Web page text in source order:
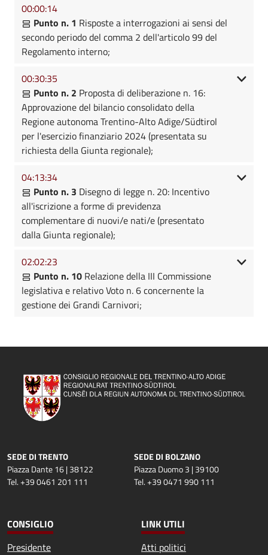
00:00:14
Punto n. 1 Risposte a interrogazioni ai sensi del
secondo periodo del comma 2 dell'articolo 99 del
Regolamento interno;
00:30:35
Punto n. 2 Proposta di deliberazione n. 16:
Approvazione del bilancio consolidato della
Regione autonoma Trentino-Alto Adige/Südtirol
per l'esercizio finanziario 2024 (presentata su
richiesta della Giunta regionale);
04:13:34
Punto n. 3 Disegno di legge n. 20: Incentivo
all'iscrizione a forme di previdenza
complementare di nuovi/e nati/e (presentato
dalla Giunta regionale);
02:02:23
Punto n. 10 Relazione della III Commissione
legislativa e relativo Voto n. 6 concernente la
gestione dei Grandi Carnivori;
SEDE DI TRENTO
Piazza Dante 16 | 38122
Tel. +39 0461 201 111
SEDE DI BOLZANO
Piazza Duomo 3 | 39100
Tel. +39 0471 990 111
CONSIGLIO
Presidente
LINK UTILI
Atti politici